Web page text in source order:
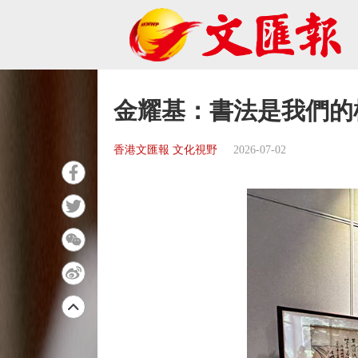
金耀基：書法是我們
香港文匯報 文化視野 2026-07-02